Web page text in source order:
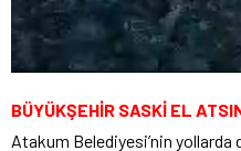
BÜYÜKŞEHİR SASKİ EL
Atakum Belediyesi’nin yollarda